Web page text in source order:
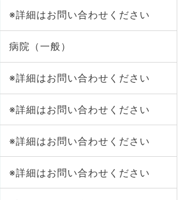
※詳細はお問い合わせください
病院（一般）
※詳細はお問い合わせください
※詳細はお問い合わせください
※詳細はお問い合わせください
※詳細はお問い合わせください